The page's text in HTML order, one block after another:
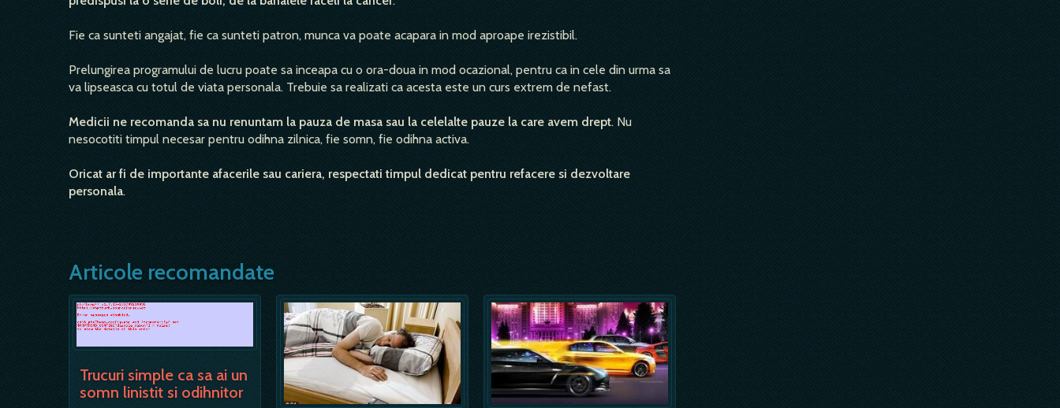
Fie ca sunteti angajat, fie ca sunteti patron, munca va poate acapara in mod aproape irezistibil.
Prelungirea programului de lucru poate sa inceapa cu o ora-doua in mod ocazional, pentru ca in cele din urma sa
va lipseasca cu totul de viata personala. Trebuie sa realizati ca acesta este un curs extrem de nefast.
Medicii ne recomanda sa nu renuntam la pauza de masa sau la celelalte pauze la care avem drept. Nu
nesocotiti timpul necesar pentru odihna zilnica, fie somn, fie odihna activa.
Oricat ar fi de importante afacerile sau cariera, respectati timpul dedicat pentru refacere si dezvoltare
personala.
Articole recomandate
Trucuri simple ca sa ai un
somn linistit si odihnitor